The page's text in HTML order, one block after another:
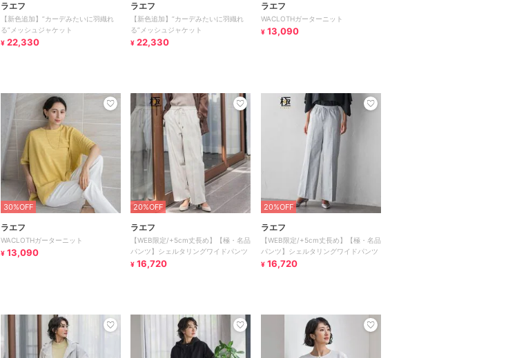
ラエフ
【新色追加】”カーデみたいに羽織れ
る”メッシュジャケット
¥ 22,330
ラエフ
【新色追加】”カーデみたいに羽織れ
る”メッシュジャケット
¥ 22,330
ラエフ
WACLOTHガーターニット
¥ 13,090
30%OFF
ラエフ
WACLOTHガーターニット
¥ 13,090
20%OFF
ラエフ
【WEB限定/+5cm丈長め】【極・名品
パンツ】シェルタリングワイドパンツ
¥ 16,720
20%OFF
ラエフ
【WEB限定/+5cm丈長め】【極・名品
パンツ】シェルタリングワイドパンツ
¥ 16,720